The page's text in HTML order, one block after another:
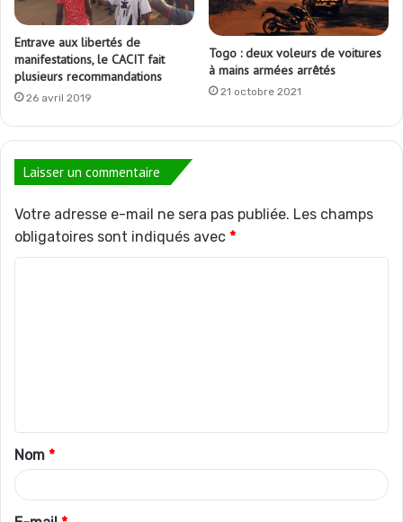
Entrave aux libertés de
manifestations, le CACIT fait
plusieurs recommandations
26 avril 2019
Togo : deux voleurs de voitures
à mains armées arrêtés
21 octobre 2021
Laisser un commentaire
Votre adresse e-mail ne sera pas publiée. Les champs
obligatoires sont indiqués avec *
t
a
i
r
Nom *